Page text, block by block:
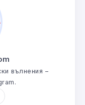
вълнения –